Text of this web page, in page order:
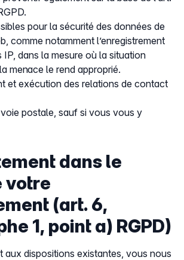
pour la sécurité des données de
comme notamment l’enregistrement
IP, dans la mesure où la situation
menace le rend approprié.
et exécution des relations de contact
postale, sauf si vous vous y
dans le
votre
(art. 6,
1, point a) RGPD)
aux dispositions existantes, vous nous